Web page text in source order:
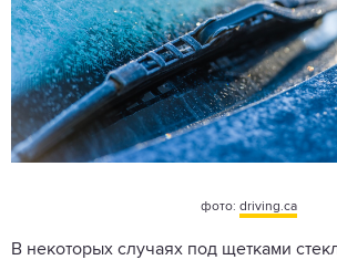
фото: driving.ca
В некоторых случаях под щетками